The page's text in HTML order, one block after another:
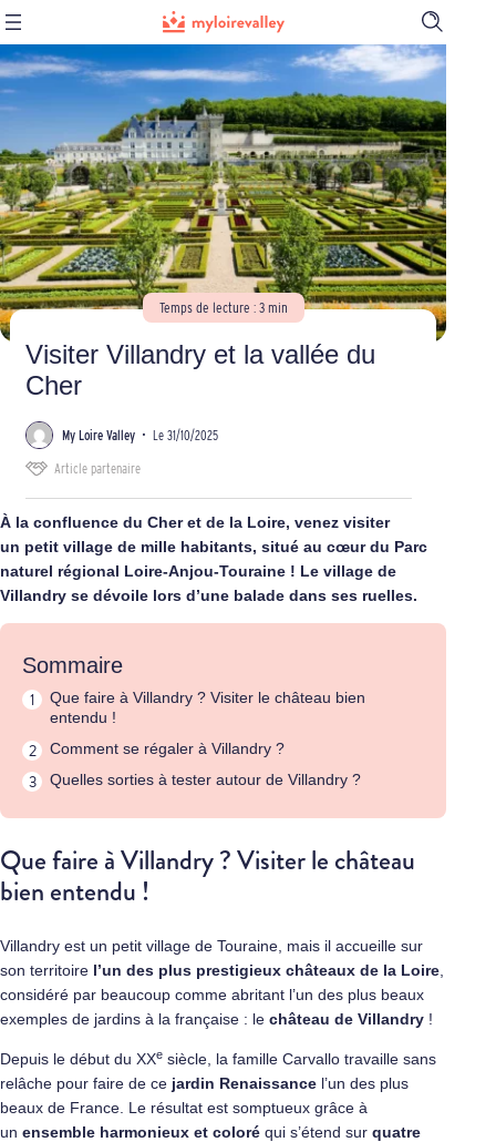
Ouvrir
la
barre
Temps de lecture : 3 min
Visiter Villandry et la vallée du
Cher
My Loire Valley • Le 31/10/2025
Article partenaire
À la confluence du Cher et de la Loire, venez visiter
un petit village de mille habitants, situé au cœur du Parc
naturel régional Loire-Anjou-Touraine ! Le village de
Villandry se dévoile lors d’une balade dans ses ruelles.
Sommaire
Que faire à Villandry ? Visiter le château bien
entendu !
Comment se régaler à Villandry ?
Quelles sorties à tester autour de Villandry ?
Que faire à Villandry ? Visiter le château
bien entendu !
Villandry est un petit village de Touraine, mais il accueille sur
son territoire l’un des plus prestigieux châteaux de la Loire
considéré par beaucoup comme abritant l’un des plus beaux
exemples de jardins à la française : le château de Villandry !
Depuis le début du XXe siècle, la famille Carvallo travaille sans
relâche pour faire de ce jardin Renaissance l’un des plus
beaux de France. Le résultat est somptueux grâce à
un ensemble harmonieux et coloré qui s’étend sur quatre